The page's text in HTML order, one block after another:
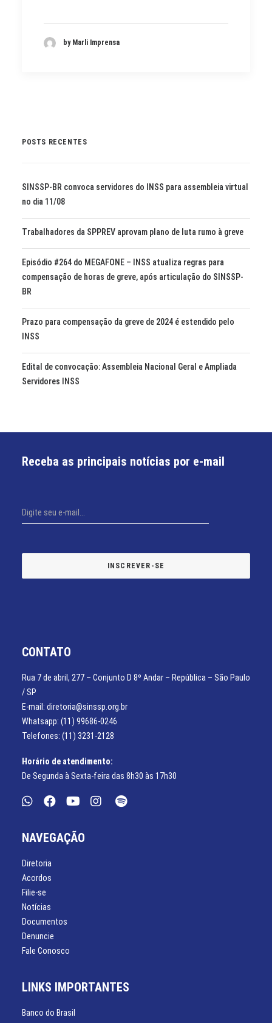
by Marli Imprensa
POSTS RECENTES
SINSSP-BR convoca servidores do INSS para assembleia virtual
no dia 11/08
Trabalhadores da SPPREV aprovam plano de luta rumo à greve
Episódio #264 do MEGAFONE – INSS atualiza regras para
compensação de horas de greve, após articulação do SINSSP-
BR
Prazo para compensação da greve de 2024 é estendido pelo
INSS
Edital de convocação: Assembleia Nacional Geral e Ampliada
Servidores INSS
Receba as principais notícias por e-mail
CONTATO
Rua 7 de abril, 277 – Conjunto D 8º Andar – República – São Paulo
/ SP
E-mail: diretoria@sinssp.org.br
Whatsapp: (11) 99686-0246
Telefones: (11) 3231-2128
Horário de atendimento:
De Segunda à Sexta-feira das 8h30 às 17h30
NAVEGAÇÃO
Diretoria
Acordos
Filie-se
Notícias
Documentos
Denuncie
Fale Conosco
LINKS IMPORTANTES
Banco do Brasil